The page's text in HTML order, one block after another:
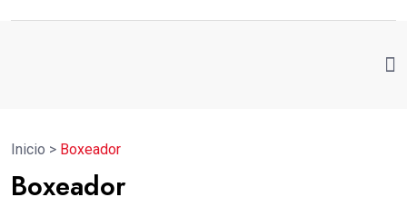
Inicio > Boxeador
Boxeador